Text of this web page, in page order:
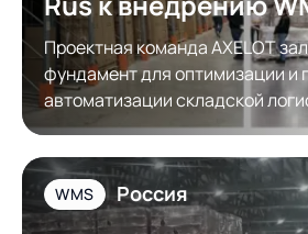
Проектная команда AXELOT
фундамент для оптимизации и
автоматизации складской
Rus
WMS Россия